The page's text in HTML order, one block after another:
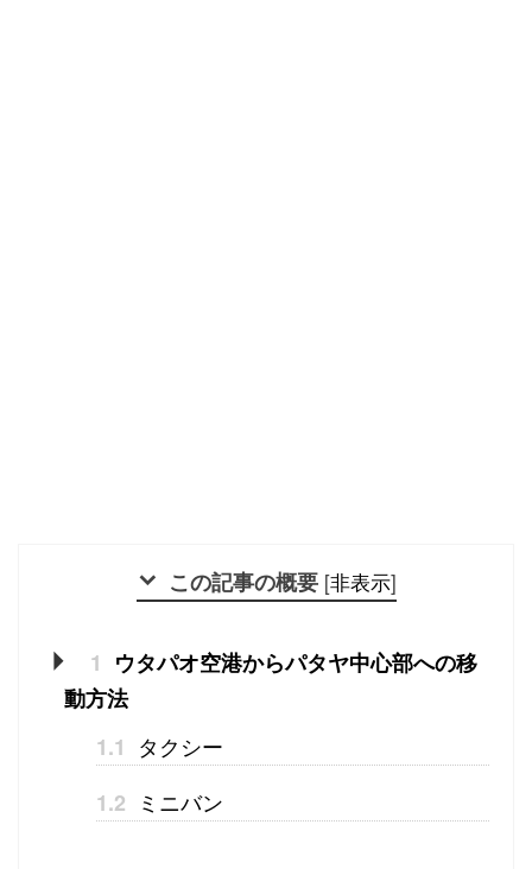
この記事の概要 [非表示]
1 ウタパオ空港からパタヤ中心部への移
動方法
1.1 タクシー
1.2 ミニバン